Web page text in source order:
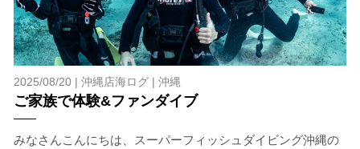
2025/08/20 | 沖縄店海ログ| 沖縄
ご家族で体験&ファンダイブ
みなさんこんにちは、スーパーフィッシュダイビング沖縄の